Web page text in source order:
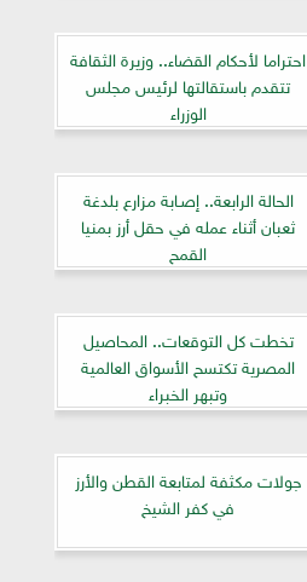
احتراما لأحكام القضاء.. وزيرة الثقافة
تتقدم باستقالتها لرئيس مجلس
الوزراء
الحالة الرابعة.. إصـابة مزارع بلدغة
ثعبان أثناء عمله في حقل أرز بمنيا
القمح
تخطت كل التوقعات.. المحاصيل
المصرية تكتسح الأسواق العالمية
وتبهر الخبراء
جولات مكثفة لمتابعة القطن والأرز
في كفر الشيخ